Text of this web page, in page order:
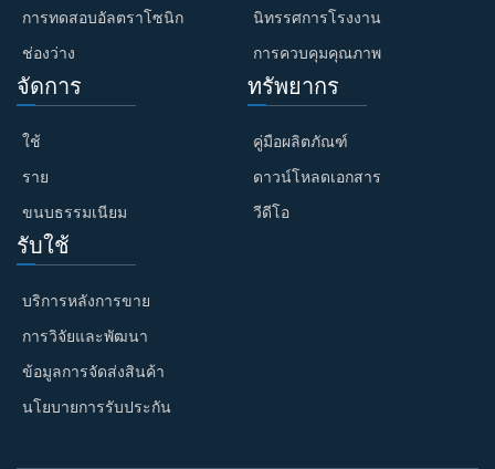
การทดสอบอัลตราโซนิก
ช่องว่าง
นิทรรศการโรงงาน
การควบคุมคุณภาพ
จัดการ
ใช้
ราย
ขนบธรรมเนียม
ทรัพยากร
คู่มือผลิตภัณฑ์
ดาวน์โหลดเอกสาร
วีดีโอ
รับใช้
บริการหลังการขาย
การวิจัยและพัฒนา
ข้อมูลการจัดส่งสินค้า
นโยบายการรับประกัน